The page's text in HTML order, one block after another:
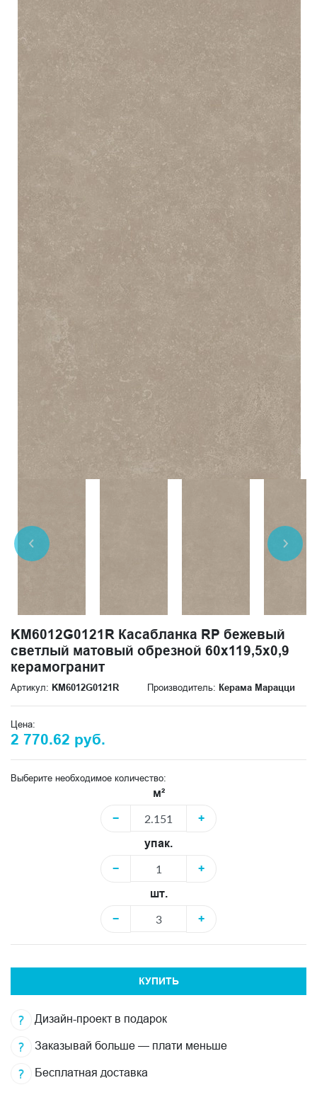
KM6012G0121R Касабланка RP бежевый
светлый матовый обрезной 60x119,5x0,9
керамогранит
Артикул: KM6012G0121R Производитель: Керама Марацци
Цена:
2 770.62 руб.
Выберите необходимое количество:
м²
−
+
упак.
−
+
шт.
−
+
КУПИТЬ
Дизайн-проект в подарок
Заказывай больше — плати меньше
Бесплатная доставка